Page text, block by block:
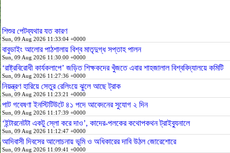
শিশুর পেটব্যথার যত কারণ
Sun, 09 Aug 2026 11:33:04 +0000
বাবুডাইং আলোর পাঠশালায় বিশ্ব মাতৃদুগ্ধ সপ্তাহ পালন
Sun, 09 Aug 2026 11:30:00 +0000
‘রাষ্ট্রবিরোধী কার্যকলাপে’ জড়িত শিক্ষকদের খুঁজতে এবার শাহজালাল বিশ্ববিদ্যালয়ে কমিটি
Sun, 09 Aug 2026 11:27:36 +0000
নিয়ন্ত্রণ হারিয়ে সেতুর রেলিংয়ে ঝুলে আছে ট্রাক
Sun, 09 Aug 2026 11:23:21 +0000
পাট গবেষণা ইনস্টিটিউটে ৪১ পদে আবেদনের সুযোগ ২ দিন
Sun, 09 Aug 2026 11:17:39 +0000
‘ইন্টারনেটটা একটু স্লো করে দাও’, কাদের-পলকের কথোপকথন ট্রাইব্যুনালে
Sun, 09 Aug 2026 11:12:47 +0000
আদিবাসী দিবসের আলোচনায় ভূমি ও অধিকারের দাবি উঠল জোরেশোরে
Sun, 09 Aug 2026 11:09:41 +0000